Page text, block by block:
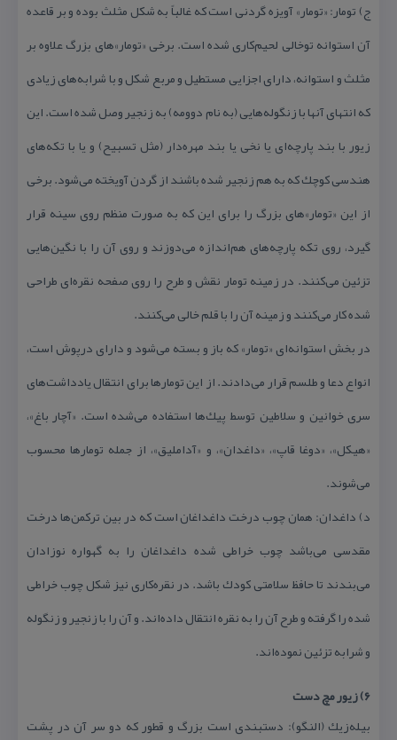
ج) تومار: «تومار» آویزه گردنی است كه غالباً به شكل مثلث بوده و بر قاعده
آن استوانه توخالی لحیم‌كاری شده است. برخی «تومار»های بزرگ علاوه بر
مثلث و استوانه، دارای اجزایی مستطیل و مربع شكل و با شرابه‌های زیادی
كه انتهای آنها با زنگوله‌هایی (به نام دوومه) به زنجیر وصل شده است. این
زیور با بند پارچه‌ای یا نخی یا بند مهره‌دار (مثل تسبیح) و یا با تكه‌های
هندسی كوچك كه به هم زنجیر شده باشند از گردن آویخته می‌شود. برخی
از این «تومار»های بزرگ را برای این كه به صورت منظم روی سینه قرار
گیرد، روی تكه پارچه‌های هم‌اندازه می‌دوزند و روی آن را با نگین‌هایی
تزئین می‌كنند. در زمینه تومار نقش و طرح را روی صفحه نقره‌ای طراحی
شده كار می‌كنند و زمینه آن را با قلم خالی می‌كنند.
در بخش استوانه‌ای «تومار» كه باز و بسته می‌شود و دارای درپوش است،
انواع دعا و طلسم قرار می‌دادند. از این تومارها برای انتقال یادداشت‌های
سری خوانین و سلاطین توسط پیك‌ها استفاده می‌شده است. «آچار باغ»،
«هیكل»، «دوغا قاپ»، «داغدان»، و «آداملیق»، از جمله تومارها محسوب
می‌شوند.
د) داغدان: همان چوب درخت داغداغان است كه در بین تركمن‌ها درخت
مقدسی می‌باشد چوب خراطی شده داغداغان را به گهواره نوزادان
می‌بندند تا حافظ سلامتی كودك باشد. در نقره‌كاری نیز شكل چوب خراطی
شده را گرفته و طرح آن را به نقره انتقال داده‌اند. و آن را با زنجیر و زنگوله
و شرابه تزئین نموده‌اند.
۶) زیور مچ دست
بیله‌زیك (النگو): دستبندی است بزرگ و قطور كه دو سر آن در پشت